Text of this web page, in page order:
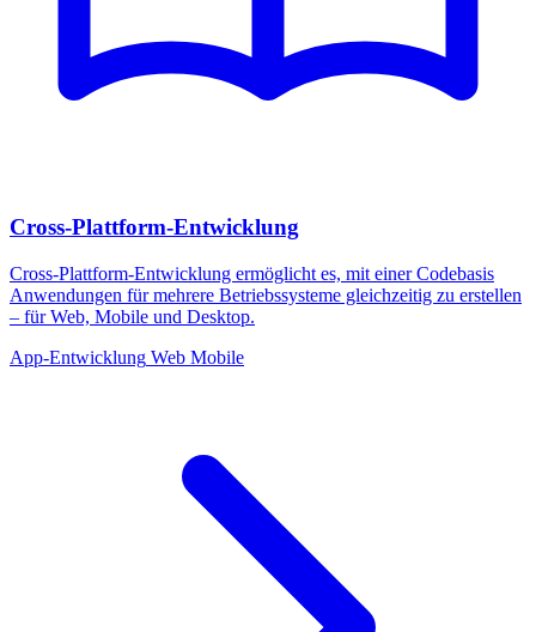
Cross-Plattform-Entwicklung
Cross-Plattform-Entwicklung ermöglicht es, mit einer Codebasis
Anwendungen für mehrere Betriebssysteme gleichzeitig zu erstellen
– für Web, Mobile und Desktop.
App-Entwicklung Web Mobile